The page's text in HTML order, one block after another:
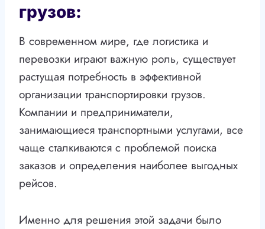
грузов:
В современном мире, где логистика и
перевозки играют важную роль, существует
растущая потребность в эффективной
организации транспортировки грузов.
Компании и предприниматели,
занимающиеся транспортными услугами, все
чаще сталкиваются с проблемой поиска
заказов и определения наиболее выгодных
рейсов.
Именно для решения этой задачи было